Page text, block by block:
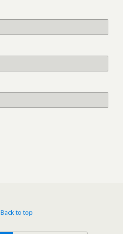
Back to top